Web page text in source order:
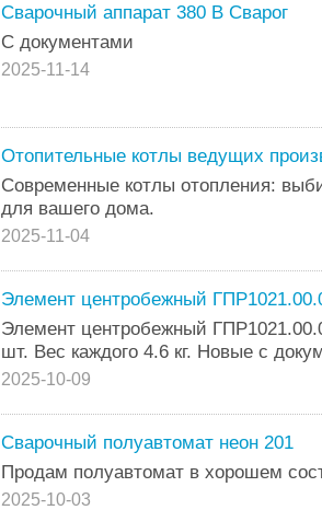
Сварочный аппарат 380 В Сварог
С документами
2025-11-14
Отопительные котлы ведущих
Современные котлы отопления:
для вашего дома.
2025-11-04
Элемент центробежный
Элемент центробежный
шт. Вес каждого 4.6 кг. Новые с
2025-10-09
Сварочный полуавтомат неон 201
Продам полуавтомат в хорошем
2025-10-03